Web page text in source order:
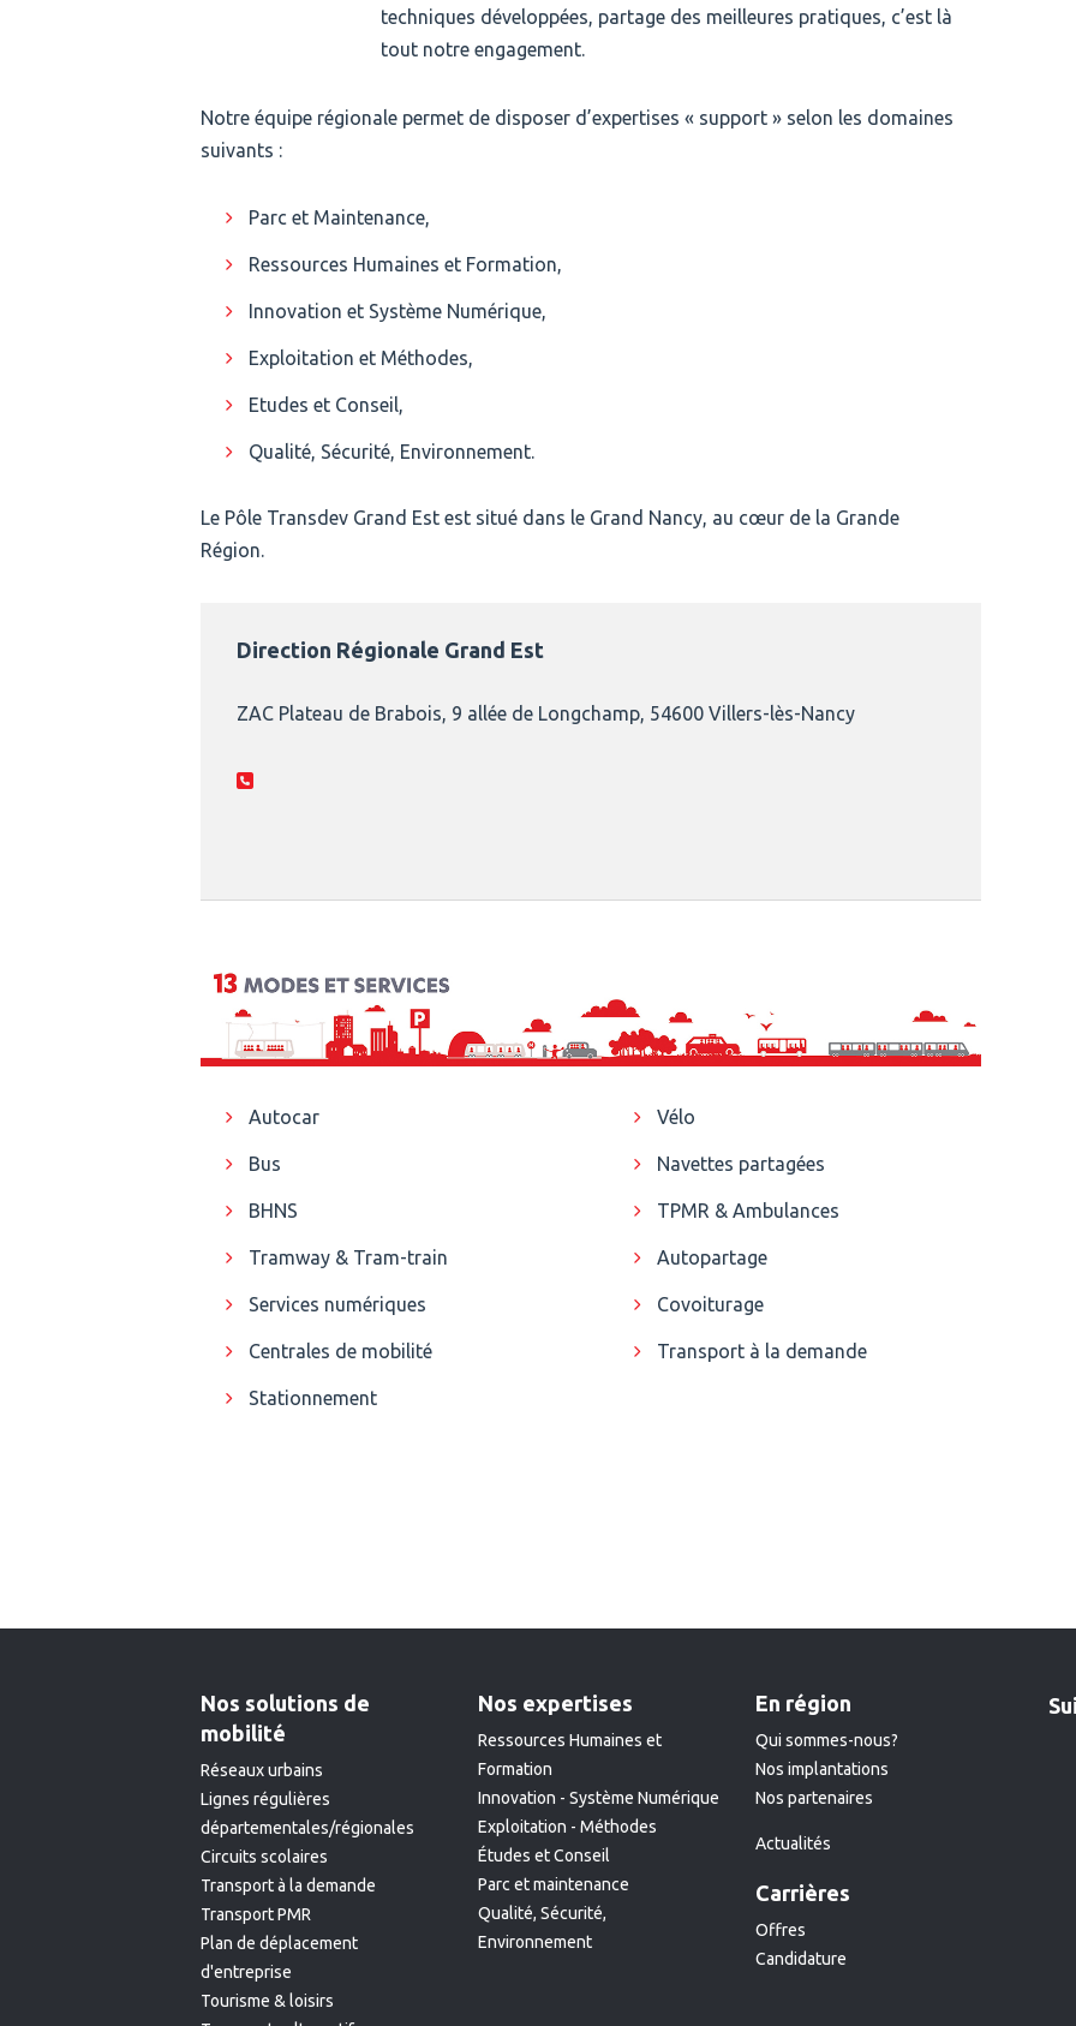
techniques développées, partage des meilleures pratiques, c’est là
tout notre engagement.
Notre équipe régionale permet de disposer d’expertises « support » selon les domaines
suivants :
Parc et Maintenance,
Ressources Humaines et Formation,
Innovation et Système Numérique,
Exploitation et Méthodes,
Etudes et Conseil,
Qualité, Sécurité, Environnement.
Le Pôle Transdev Grand Est est situé dans le Grand Nancy, au cœur de la Grande
Région.
Direction Régionale Grand Est
ZAC Plateau de Brabois, 9 allée de Longchamp, 54600 Villers-lès-Nancy
Autocar
Bus
BHNS
Tramway & Tram-train
Services numériques
Centrales de mobilité
Stationnement
Vélo
Navettes partagées
TPMR & Ambulances
Autopartage
Covoiturage
Transport à la demande
Nos solutions de
mobilité
Réseaux urbains
Lignes régulières
départementales/régionales
Circuits scolaires
Transport à la demande
Transport PMR
Plan de déplacement
d'entreprise
Tourisme & loisirs
Nos expertises
Ressources Humaines et
Formation
Innovation - Système Numérique
Exploitation - Méthodes
Études et Conseil
Parc et maintenance
Qualité, Sécurité,
Environnement
En région
Qui sommes-nous?
Nos implantations
Nos partenaires
Actualités
Carrières
Offres
Candidature